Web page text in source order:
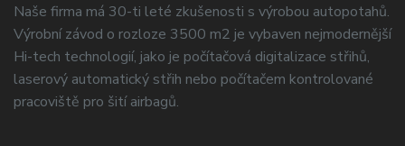
Naše firma má 30-ti leté zkušenosti s výrobou autopotahů.
Výrobní závod o rozloze 3500 m2 je vybaven nejmodernější
Hi-tech technologií, jako je počítačová digitalizace střihů,
laserový automatický střih nebo počítačem kontrolované
pracoviště pro šití airbagů.